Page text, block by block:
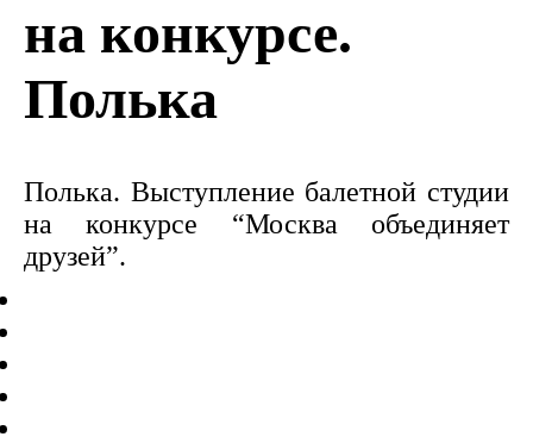
на конкурсе.
Полька
Полька. Выступление балетной студии
на конкурсе “Москва объединяет
друзей”.